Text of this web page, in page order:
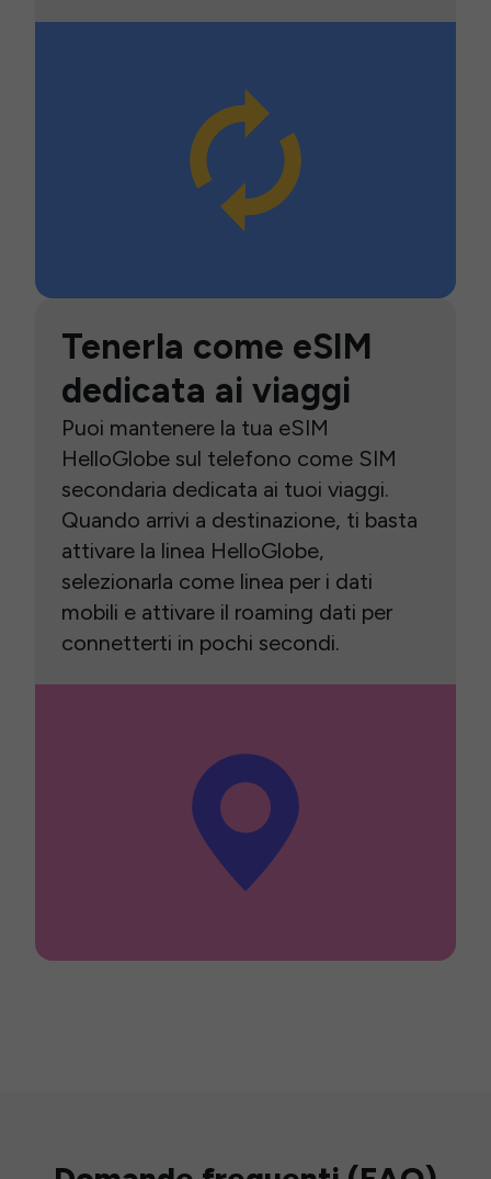
Tenerla come eSIM
dedicata ai viaggi
Puoi mantenere la tua eSIM
HelloGlobe sul telefono come SIM
secondaria dedicata ai tuoi viaggi.
Quando arrivi a destinazione, ti basta
attivare la linea HelloGlobe,
selezionarla come linea per i dati
mobili e attivare il roaming dati per
connetterti in pochi secondi.